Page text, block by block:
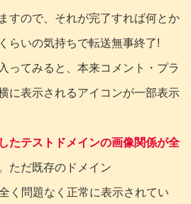
すので、それが完了すれば何とか
らいの気持ちで転送無事終了!
ってみると、本来コメント・プラ
に表示されるアイコンが一部表示
たテストドメインの画像関係が全
ただ既存のドメイン
く問題なく正常に表示されてい